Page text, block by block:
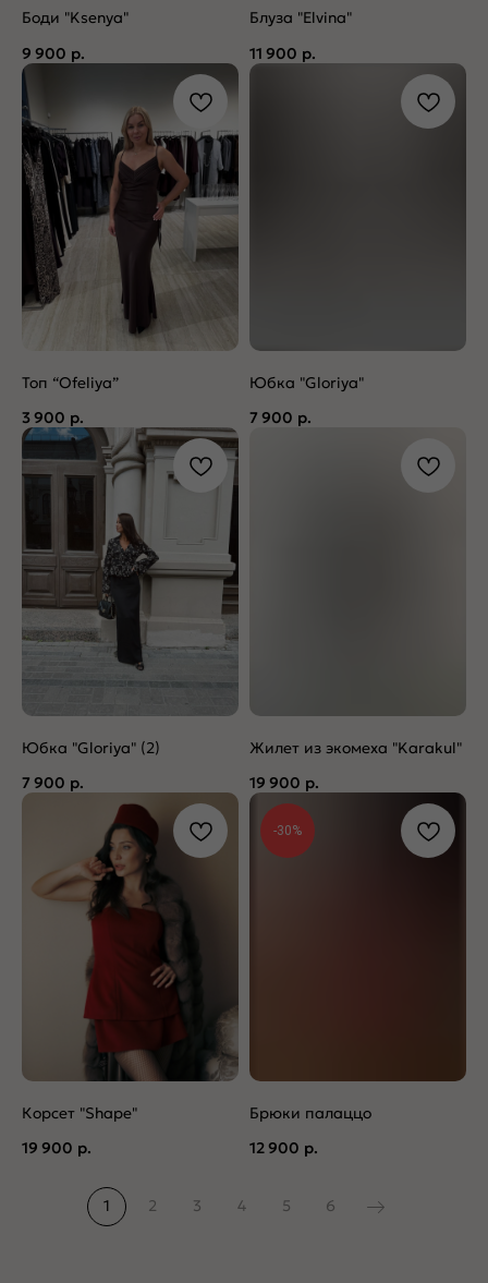
Боди "Ksenya"
9 900 р.
Блуза "Elvina"
11 900 р.
Топ “Ofeliya”
3 900 р.
Юбка "Gloriya"
7 900 р.
Юбка "Gloriya" (2)
7 900 р.
Жилет из экомеха "Karakul"
19 900 р.
Корсет "Shape"
19 900 р.
-30%
Брюки палаццо
12 900 р.
1 2 3 4 5 6